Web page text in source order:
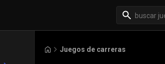
Juegos de carreras